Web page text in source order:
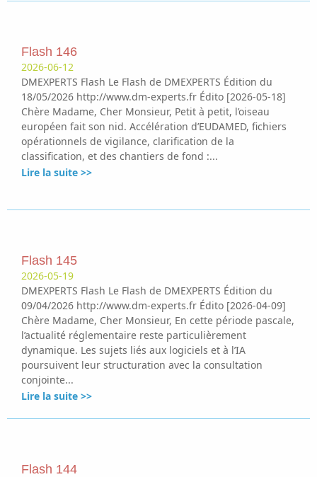
Flash 146
2026-06-12
DMEXPERTS Flash Le Flash de DMEXPERTS Édition du
18/05/2026 http://www.dm-experts.fr Édito [2026-05-18]
Chère Madame, Cher Monsieur, Petit à petit, l’oiseau
européen fait son nid. Accélération d’EUDAMED, fichiers
opérationnels de vigilance, clarification de la
classification, et des chantiers de fond :...
Lire la suite >>
Flash 145
2026-05-19
DMEXPERTS Flash Le Flash de DMEXPERTS Édition du
09/04/2026 http://www.dm-experts.fr Édito [2026-04-09]
Chère Madame, Cher Monsieur, En cette période pascale,
l’actualité réglementaire reste particulièrement
dynamique. Les sujets liés aux logiciels et à l’IA
poursuivent leur structuration avec la consultation
conjointe...
Lire la suite >>
Flash 144